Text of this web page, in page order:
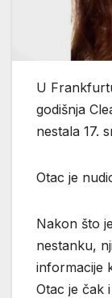
U
godišnja
nestala 17.
Otac je
Nakon što
nestanku,
informacije
Otac je čak